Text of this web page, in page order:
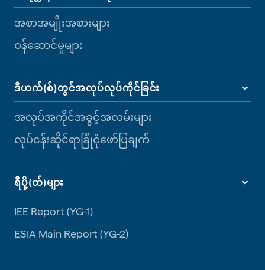
အစာအမျိုးအစားများ
ဝန်ဆောင်မှုများ
ဒီဟက်(စ်)တွင်အလုပ်လုပ်ကိုင်ခြင်း
အလုပ်အကိုင်အခွင့်အလမ်းများ
လုပ်ငန်းဆိုင်ရာခြုံငုံဖော်ပြချက်
ရီပို့(တ်)များ
IEE Report (YG-1)
ESIA Main Report (YG-2)